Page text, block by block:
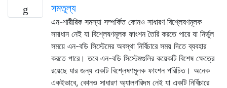
সমতুল্য
এন-শারীরিক সমস্যা সম্পর্কিত কোনও সাধারণ বিশ্লেষণমূলক
সমাধান নেই যা বিশ্লেষণমূলক ফাংশন তৈরি করতে পারে যা নির্ভুল
সময়ে এন-বডি সিস্টেমের অবস্থা নির্বিচারে সময় দিতে ব্যবহার
করতে পারে। তবে এন-বডি সিস্টেমগুলির কয়েকটি বিশেষ ক্ষেত্রে
রয়েছে যার জন্য একটি বিশ্লেষণমূলক ফাংশন পরিচিত। অনেক
একইভাবে, কোনও সাধারণ অ্যালগরিদম নেই যা একটি নির্বিচারে